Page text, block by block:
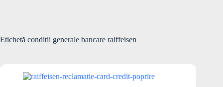
Etichetă conditii generale bancare raiffeisen